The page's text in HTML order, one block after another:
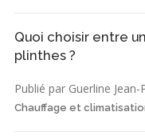
Quoi choisir entre
plinthes ?
Publié par Guerline Jean-
Chauffage et